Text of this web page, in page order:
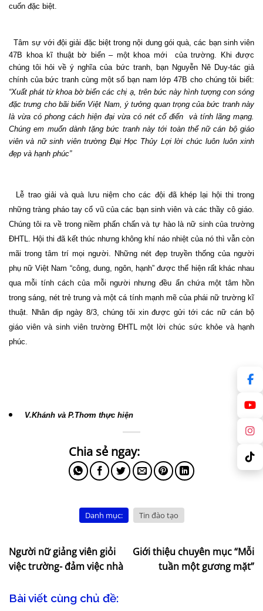
cuốn đặc biệt.
Tâm sự với đội giải đặc biệt trong nội dung gói quà, các bạn sinh viên
47B khoa kĩ thuật bờ biển – một khoa mới
của trường. Khi được
chúng tôi hỏi về ý nghĩa của bức tranh, bạn Nguyễn Nê Duy-tác giả
chính của bức tranh cùng một số bạn nam lớp 47B cho chúng tôi biết:
“Xuất phát từ khoa bờ biển các chị ạ, trên bức này hình tượng con sóng
đặc trưng cho bãi biển Việt Nam, ýtưởng quan trọng của bức tranh này
là vừa có phong cách hiện đại vừa có nét cổ điển
và tính lãng mạng.
Chúng em muốn dành tặng bức tranh này tới toàn thể nữ cán bộ giáo
viên và nữ sinh viên trường Đại Học Thủy Lợi lời chúc luôn luôn xinh
đẹp và hạnh phúc”
Lễ trao giải và quà lưu niệm cho các đội đã khép lại hội thi trong
những tràng pháo tay cổ vũ của các bạn sinh viên và các thầy cô giáo.
Chúng tôi ra về trong niềm phấn chấn và tự hào là nữ sinh của trường
ĐHTL. Hội thi đã kết thúc nhưng không khí náo nhiệt của nó thì vẫn còn
mãi trong tâm trí mọi người. Những nét đẹp truyền thống của người
phụ nữ Việt Nam “công, dung, ngôn, hạnh” được thể hiện rất khác nhau
qua mỗi tính cách của mỗi người nhưng đều ẩn chứa một tâm hồn
trong sáng, nét trẻ trung và một cá tính mạnh mẽ của phái nữ trường kĩ
thuật. Nhân dịp ngày 8/3, chúng tôi xin được gửi tới các nữ cán bộ
giáo viên và sinh viên trường ĐHTL một lời chúc sức khỏe và hạnh
phúc.
V.Khánh và P.Thơm thực hiện
Danh mục: Tin đào tạo
Người nữ giảng viên giỏi
việc trường- đảm việc nhà
Giới thiệu chuyên mục “Mỗi
tuần một gương mặt”
Bài viết cùng chủ đề: